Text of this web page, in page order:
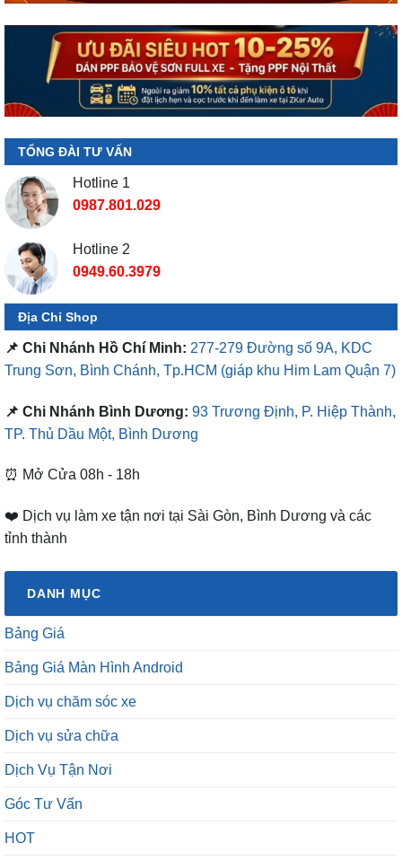
TỔNG ĐÀI TƯ VẤN
Hotline 1
0987.801.029
Hotline 2
0949.60.3979
Địa Chỉ Shop
📌 Chi Nhánh Hồ Chí Minh: 277-279 Đường số 9A, KDC
Trung Sơn, Bình Chánh, Tp.HCM (giáp khu Him Lam Quận 7)
📌 Chi Nhánh Bình Dương: 93 Trương Định, P. Hiệp Thành,
TP. Thủ Dầu Một, Bình Dương
⏰ Mở Cửa 08h - 18h
❤️ Dịch vụ làm xe tận nơi tại Sài Gòn, Bình Dương và các
tỉnh thành
DANH MỤC
Bảng Giá
Bảng Giá Màn Hình Android
Dịch vụ chăm sóc xe
Dịch vụ sửa chữa
Dịch Vụ Tận Nơi
Góc Tư Vấn
HOT